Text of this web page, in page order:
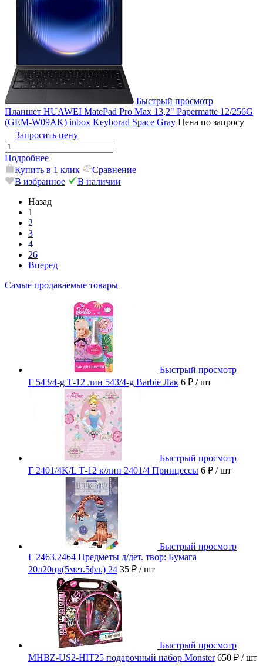
Быстрый просмотр
Планшет HUAWEI MatePad Pro Max 13,2" Papermatte 12/256G
(GEM-W09AK) inbox Keyborad Space Gray Цена по запросу
Запросить цену
Подробнее
Купить в 1 клик
Сравнение
В избранное
В наличии
Назад
1
2
3
4
26
Вперед
Самые продаваемые товары
Быстрый просмотр
Г 543/4-g Т-12 лин 543/4-g Barbie Лак 6 ₽ / шт
Быстрый просмотр
Г 2401/4K/L Т-12 к/лин 2401/4 Принцессы 6 ₽ / шт
Быстрый просмотр
Г 2463.2464 Предметы д/дет. твор: Бумага
20л20цв(5мет.5фл.) 24 35 ₽ / шт
Быстрый просмотр
MHBZ-US2-HIT25 подарочный набор Monster 650 ₽ / шт